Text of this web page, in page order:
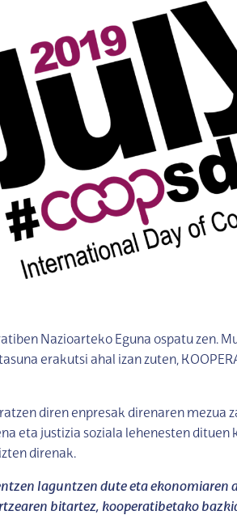
Nazioarteko Eguna ospatu zen.
erakutsi ahal izan zuten,
diren enpresak direnaren mezua
eta justizia soziala lehenesten dituen
direnak.
laguntzen dute eta ekonomiaren
bitartez, kooperatibetako